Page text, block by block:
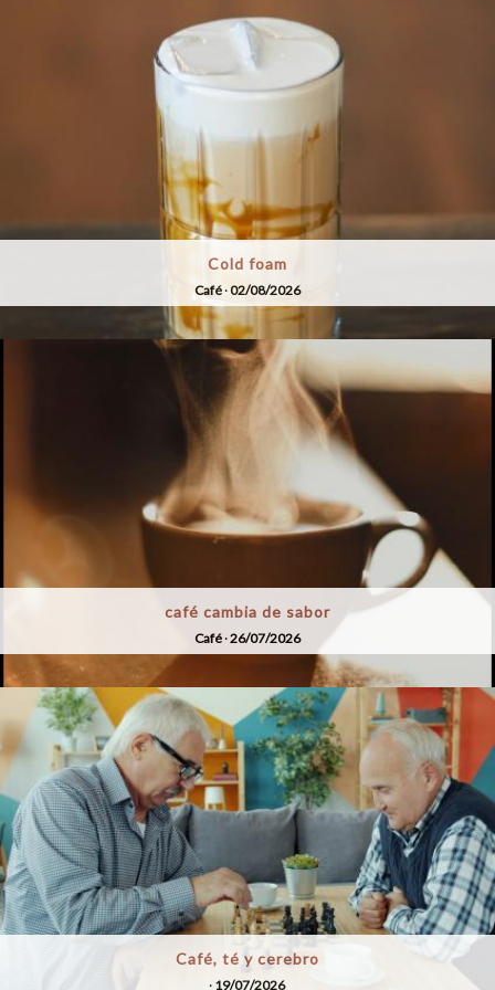
Cold foam
Café·02/08/2026
café cambia de sabor
Café·26/07/2026
Café, té y cerebro
· 19/07/2026